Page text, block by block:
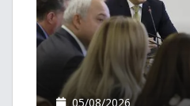
05/08/2026